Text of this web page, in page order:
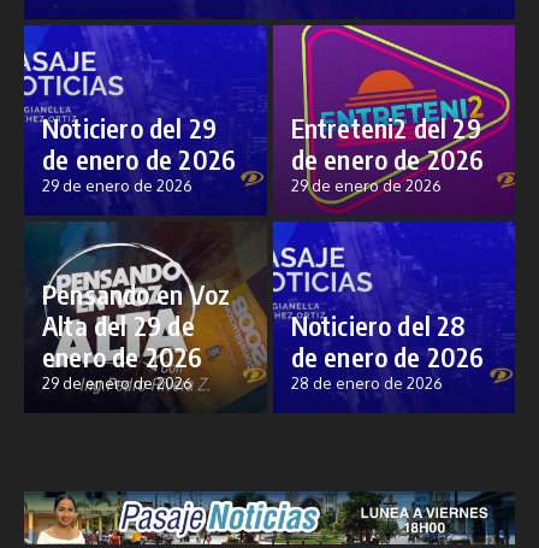
Noticiero del 29
de enero de 2026
29 de enero de 2026
Entreteni2 del 29
de enero de 2026
29 de enero de 2026
Pensando en Voz
Alta del 29 de
enero de 2026
29 de enero de 2026
Noticiero del 28
de enero de 2026
28 de enero de 2026